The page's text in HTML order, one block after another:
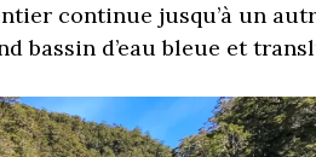
continue jusqu’à un
bassin d’eau bleue et